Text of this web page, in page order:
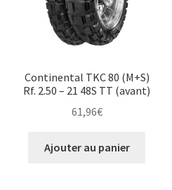
Continental TKC 80 (M+S)
Rf. 2.50 – 21 48S TT (avant)
61,96€
Ajouter au panier